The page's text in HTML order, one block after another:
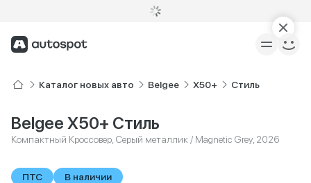
Каталог новых авто Belgee X50+ Стиль
Belgee X50+ Стиль
Компактный Кроссовер, Серый металлик / Magnetic Grey, 2026
ПТС В наличии